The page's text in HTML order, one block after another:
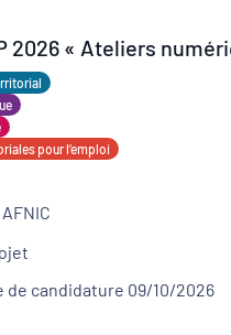
2026 « Ateliers
pour l’emploi
de candidature 09/10/2026